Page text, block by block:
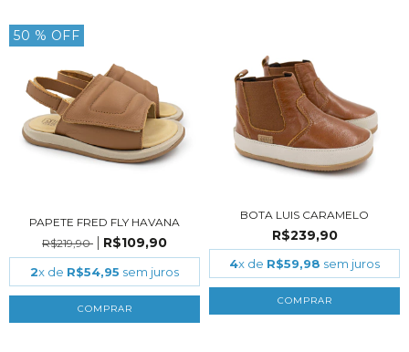
50 % OFF
PAPETE FRED FLY HAVANA
R$219,90
R$109,90
2x de R$54,95 sem juros
COMPRAR
BOTA LUIS CARAMELO
R$239,90
4x de R$59,98 sem juros
COMPRAR